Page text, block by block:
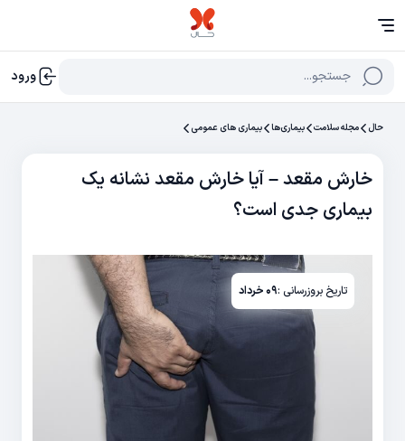
جستجو... ورود
حال مجله سلامت بیماری‌ها بیماری های عمومی
خارش مقعد – آیا خارش مقعد نشانه یک
بیماری جدی است؟
تاریخ بروزرسانی :۰۹ خرداد